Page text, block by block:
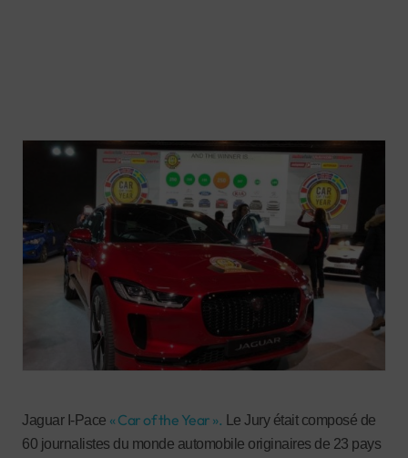
Jaguar I-Pace « Car of the Year ». Le Jury était composé de
60 journalistes du monde automobile originaires de 23 pays